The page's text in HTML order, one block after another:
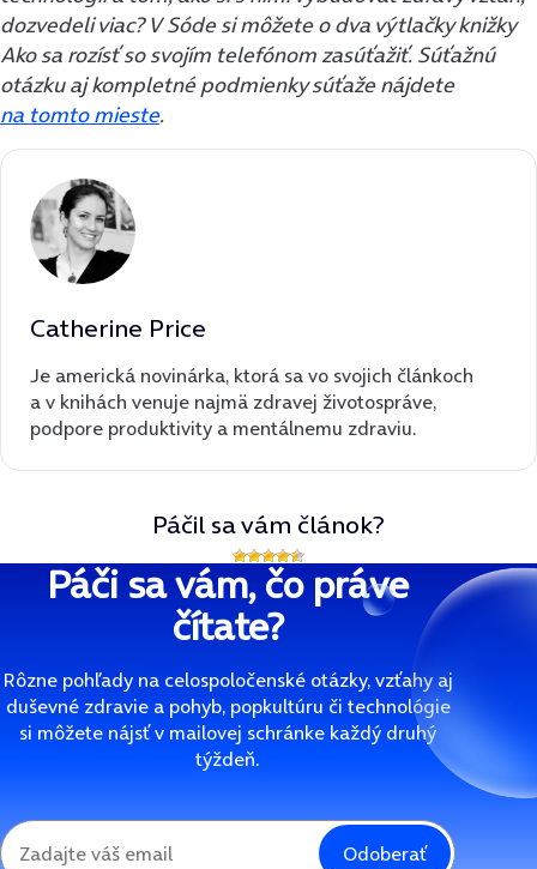
dozvedeli viac? V Sóde si môžete o dva výtlačky knižky
Ako sa rozísť so svojím telefónom zasúťažiť. Súťažnú
otázku aj kompletné podmienky súťaže nájdete
na tomto mieste.
Catherine Price
Je americká novinárka, ktorá sa vo svojich článkoch
a v knihách venuje najmä zdravej životospráve,
podpore produktivity a mentálnemu zdraviu.
Páčil sa vám článok?
Páči sa vám, čo práve
čítate?
Rôzne pohľady na celospoločenské otázky, vzťahy aj
duševné zdravie a pohyb, popkultúru či technológie
si môžete nájsť v mailovej schránke každý druhý
týždeň.
Odoberať